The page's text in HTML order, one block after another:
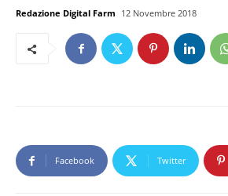
Redazione Digital Farm 12 Novembre 2018
Facebook Twitter